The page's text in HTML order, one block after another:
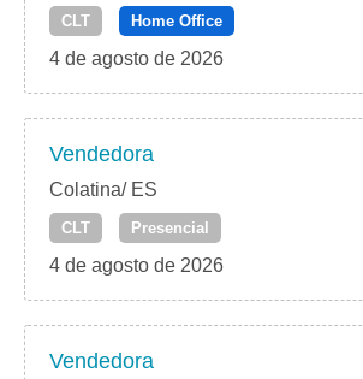
CLT Home Office
4 de agosto de 2026
Vendedora
Colatina/ ES
CLT Presencial
4 de agosto de 2026
Vendedora